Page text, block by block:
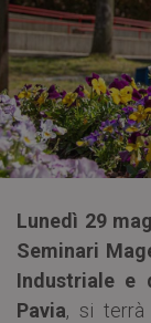
Lunedì 29
Seminari
Industriale e
Pavia, si terrà